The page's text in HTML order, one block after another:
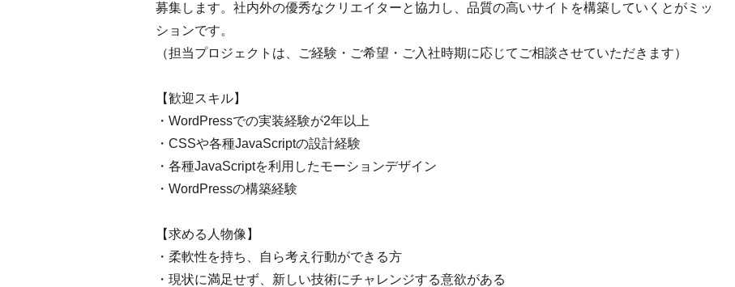
募集します。社内外の優秀なクリエイターと協力し、品質の高いサイトを構築していくとがミッ
ションです。
（担当プロジェクトは、ご経験・ご希望・ご入社時期に応じてご相談させていただきます）
【歓迎スキル】
・WordPressでの実装経験が2年以上
・CSSや各種JavaScriptの設計経験
・各種JavaScriptを利用したモーションデザイン
・WordPressの構築経験
【求める人物像】
・柔軟性を持ち、自ら考え行動ができる方
・現状に満足せず、新しい技術にチャレンジする意欲がある